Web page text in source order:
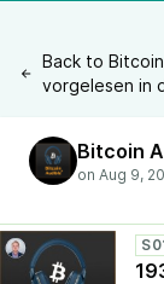
Back to
vorgelesen in